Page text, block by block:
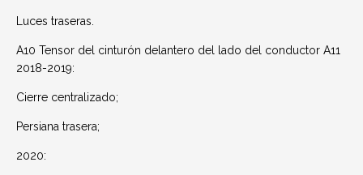
Luces traseras.
A10 Tensor del cinturón delantero del lado del conductor A11
2018-2019:
Cierre centralizado;
Persiana trasera;
2020: